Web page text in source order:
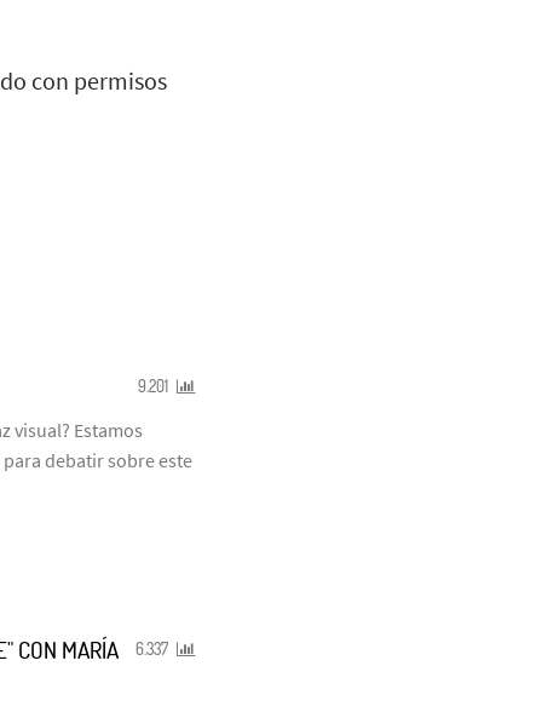
con permisos
9.201
visual? Estamos
debatir sobre este
6.337
CON MARÍA